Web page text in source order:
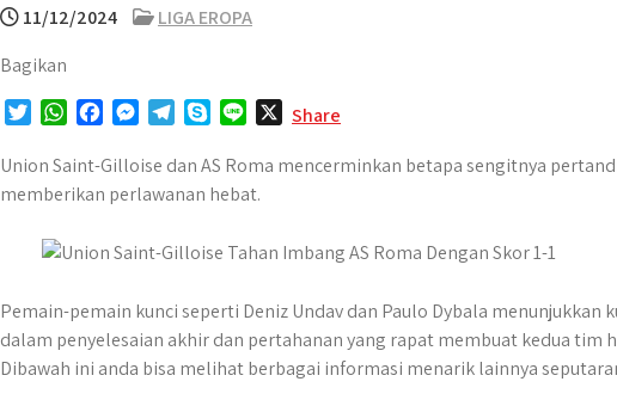
11/12/2024
LIGA EROPA
Bagikan
i
t
W
a
t
A
c
e
s
s
r
l
e
r
y
p
n
e
Share
Union Saint-Gilloise dan AS Roma mencerminkan betapa sengitnya
memberikan perlawanan hebat.
Pemain-pemain kunci seperti Deniz Undav dan Paulo Dybala menunjukkan
dalam penyelesaian akhir dan pertahanan yang rapat membuat kedua tim
Dibawah ini anda bisa melihat berbagai informasi menarik lainnya